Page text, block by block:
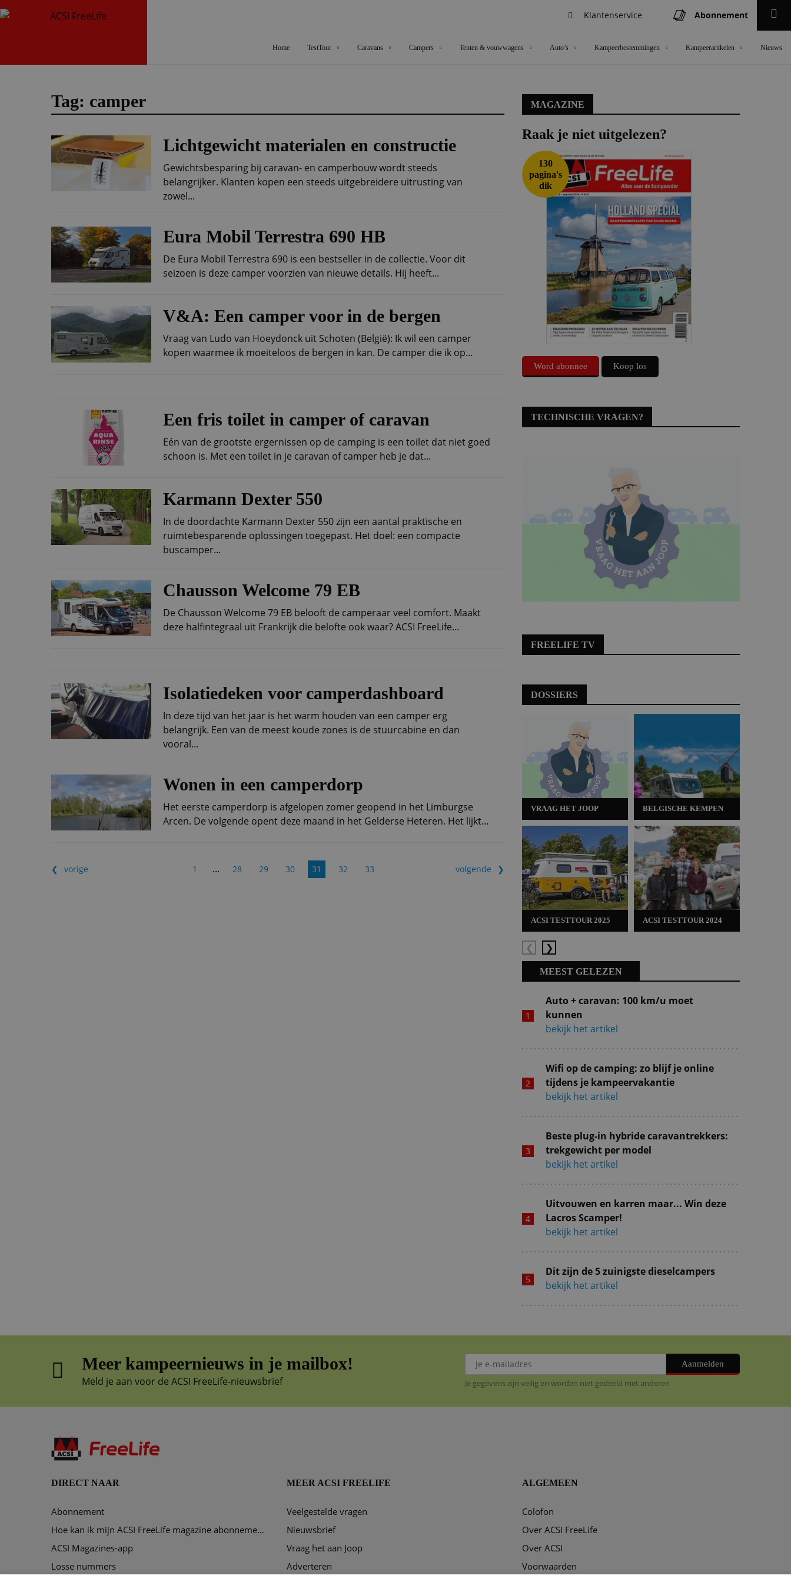
Klantenservice Abonnement
Home TestTour Caravans Campers Tenten & vouwwagens Auto’s Kampeerbestemmingen Kampeerartikelen Nieuws
Tag: camper
Lichtgewicht materialen en constructie
Gewichtsbesparing bij caravan- en camperbouw wordt steeds
belangrijker. Klanten kopen een steeds uitgebreidere uitrusting van
zowel...
Eura Mobil Terrestra 690 HB
De Eura Mobil Terrestra 690 is een bestseller in de collectie. Voor dit
seizoen is deze camper voorzien van nieuwe details. Hij heeft...
V&A: Een camper voor in de bergen
Vraag van Ludo van Hoeydonck uit Schoten (België): Ik wil een camper
kopen waarmee ik moeiteloos de bergen in kan. De camper die ik op...
Een fris toilet in camper of caravan
Eén van de grootste ergernissen op de camping is een toilet dat niet goed
schoon is. Met een toilet in je caravan of camper heb je dat...
Karmann Dexter 550
In de doordachte Karmann Dexter 550 zijn een aantal praktische en
ruimtebesparende oplossingen toegepast. Het doel: een compacte
buscamper...
Chausson Welcome 79 EB
De Chausson Welcome 79 EB belooft de camperaar veel comfort. Maakt
deze halfintegraal uit Frankrijk die belofte ook waar? ACSI FreeLife...
Isolatiedeken voor camperdashboard
In deze tijd van het jaar is het warm houden van een camper erg
belangrijk. Een van de meest koude zones is de stuurcabine en dan
vooral...
Wonen in een camperdorp
Het eerste camperdorp is afgelopen zomer geopend in het Limburgse
Arcen. De volgende opent deze maand in het Gelderse Heteren. Het lijkt...
vorige 1 ... 28 29 30 31 32 33 volgende
MAGAZINE
Raak je niet uitgelezen?
130
pagina's
dik
Word abonnee Koop los
TECHNISCHE VRAGEN?
FREELIFE TV
DOSSIERS
VRAAG HET JOOP
ACSI TESTTOUR 2025
BELGISCHE KEMPEN
ACSI TESTTOUR 2024
VorigeVolgende
MEEST GELEZEN
Auto + caravan: 100 km/u moet
kunnen
bekijk het artikel
Wifi op de camping: zo blijf je online
tijdens je kampeervakantie
bekijk het artikel
Beste plug-in hybride caravantrekkers:
trekgewicht per model
bekijk het artikel
Uitvouwen en karren maar... Win deze
Lacros Scamper!
bekijk het artikel
Dit zijn de 5 zuinigste dieselcampers
bekijk het artikel
Meer kampeernieuws in je mailbox!
Meld je aan voor de ACSI FreeLife-nieuwsbrief
Aanmelden
Je gegevens zijn veilig en worden niet gedeeld met anderen
DIRECT NAAR
Abonnement
Hoe kan ik mijn ACSI FreeLife magazine abonnement opzeggen?
ACSI Magazines-app
Losse nummers
MEER ACSI FREELIFE
Veelgestelde vragen
Nieuwsbrief
Vraag het aan Joop
Adverteren
ALGEMEEN
Colofon
Over ACSI FreeLife
Over ACSI
Voorwaarden